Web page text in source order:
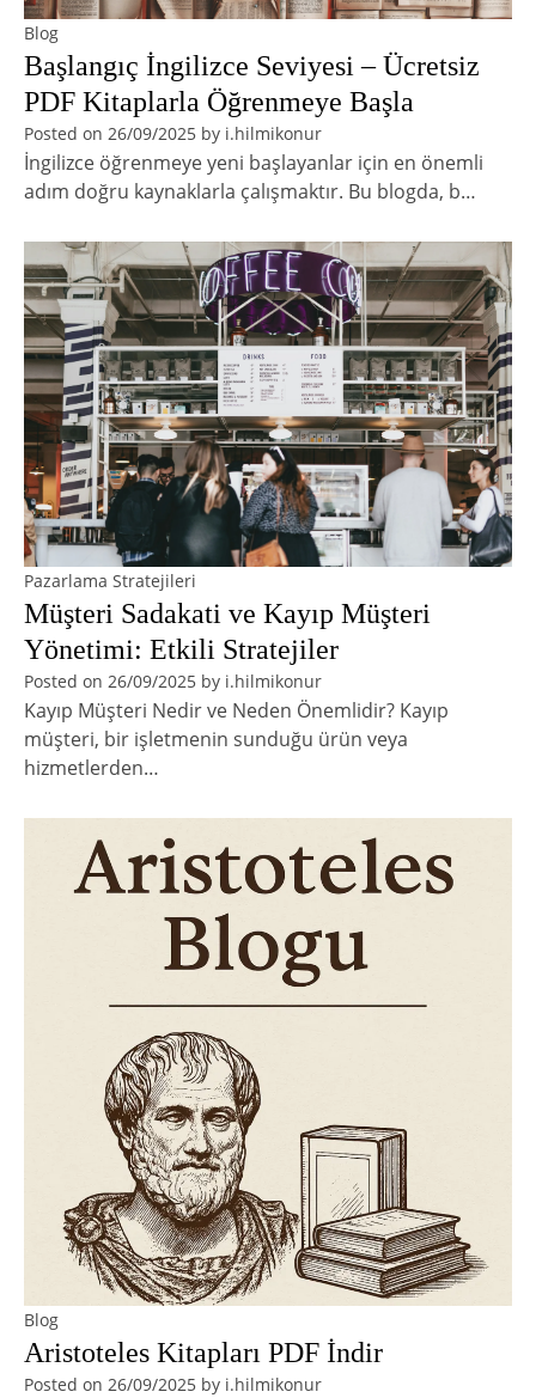
Blog
Başlangıç İngilizce Seviyesi – Ücretsiz
PDF Kitaplarla Öğrenmeye Başla
Posted on 26/09/2025 by i.hilmikonur
İngilizce öğrenmeye yeni başlayanlar için en önemli
adım doğru kaynaklarla çalışmaktır. Bu blogda, b…
Pazarlama Stratejileri
Müşteri Sadakati ve Kayıp Müşteri
Yönetimi: Etkili Stratejiler
Posted on 26/09/2025 by i.hilmikonur
Kayıp Müşteri Nedir ve Neden Önemlidir? Kayıp
müşteri, bir işletmenin sunduğu ürün veya
hizmetlerden…
Blog
Aristoteles Kitapları PDF İndir
Posted on 26/09/2025 by i.hilmikonur